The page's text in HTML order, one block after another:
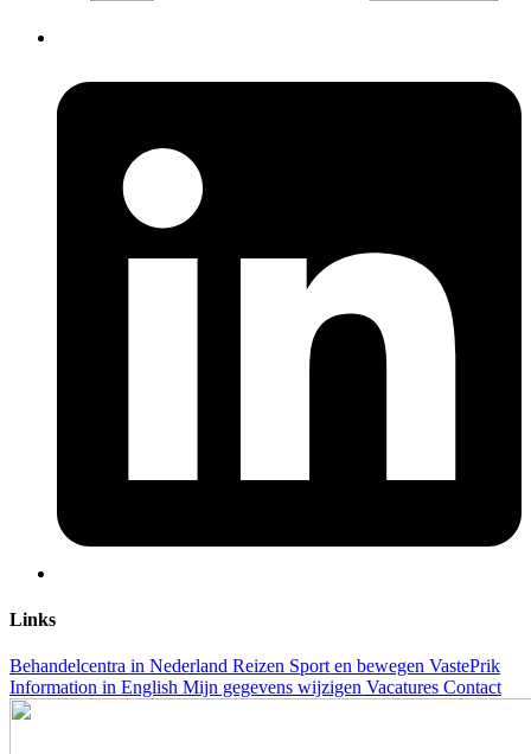
Links
Behandelcentra in Nederland Reizen Sport en bewegen VastePrik
Information in English Mijn gegevens wijzigen Vacatures Contact